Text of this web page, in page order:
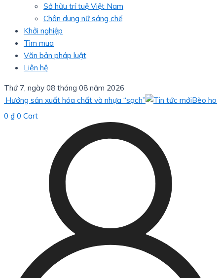
Sở hữu trí tuệ Việt Nam
Chân dung nữ sáng chế
Khởi nghiệp
Tìm mua
Văn bản pháp luật
Liên hệ
Thứ 7, ngày 08 tháng 08 năm 2026
xuất hóa chất và nhựa “sạch”
Bèo hoa dâu:
0 ₫ 0 Cart